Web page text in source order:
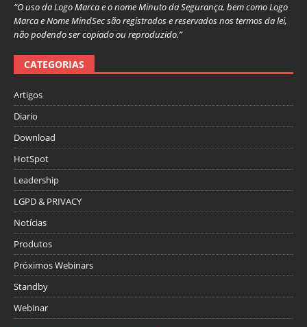
“O uso da Logo Marca e o nome Minuto da Segurança, bem como Logo
Marca e Nome MindSec são registrados e reservados nos termos da lei,
não podendo ser copiado ou reproduzido.”
CATEGORIAS
Artigos
Diario
Download
HotSpot
Leadership
LGPD & PRIVACY
Notícias
Produtos
Próximos Webinars
Standby
Webinar